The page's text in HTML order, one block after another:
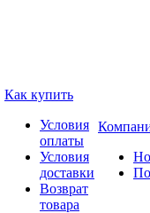
Как купить
Условия
оплаты
Условия
доставки
Возврат
товара